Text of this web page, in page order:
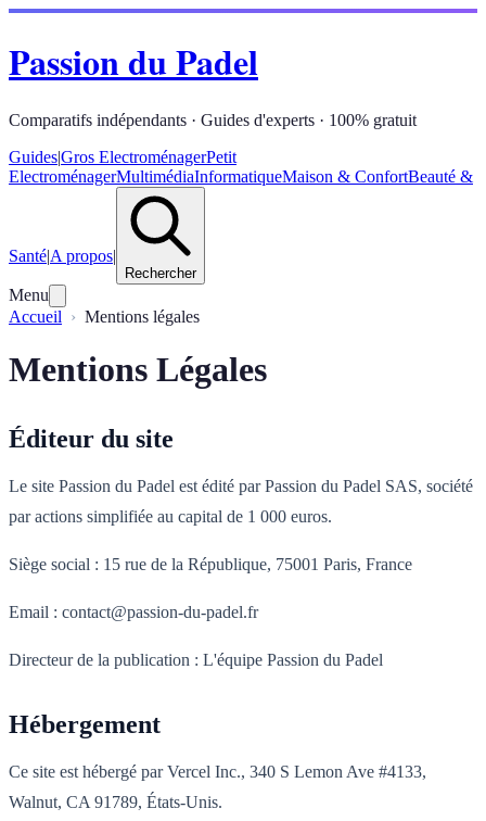
Passion du Padel
Comparatifs indépendants · Guides d'experts · 100% gratuit
Guides|Gros ElectroménagerPetit
ElectroménagerMultimédiaInformatiqueMaison & ConfortBeauté &
Santé|A propos|
Rechercher
Menu
Accueil
Mentions légales
Mentions Légales
Éditeur du site
Le site Passion du Padel est édité par Passion du Padel SAS, société
par actions simplifiée au capital de 1 000 euros.
Siège social : 15 rue de la République, 75001 Paris, France
Email : contact@passion-du-padel.fr
Directeur de la publication : L'équipe Passion du Padel
Hébergement
Ce site est hébergé par Vercel Inc., 340 S Lemon Ave #4133,
Walnut, CA 91789, États-Unis.